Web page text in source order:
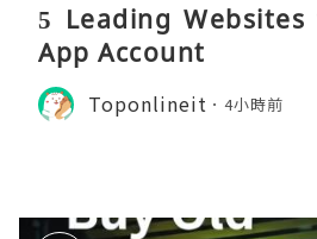
5 Leading
App Account
Toponlineit 4小時前